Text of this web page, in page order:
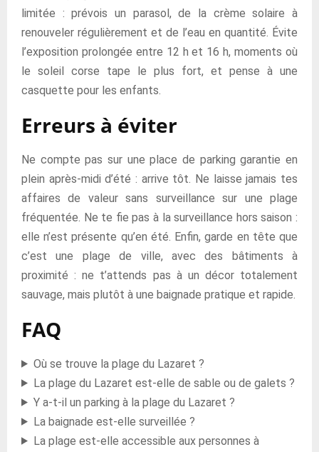
limitée : prévois un parasol, de la crème solaire à
renouveler régulièrement et de l’eau en quantité. Évite
l’exposition prolongée entre 12 h et 16 h, moments où
le soleil corse tape le plus fort, et pense à une
casquette pour les enfants.
Erreurs à éviter
Ne compte pas sur une place de parking garantie en
plein après-midi d’été : arrive tôt. Ne laisse jamais tes
affaires de valeur sans surveillance sur une plage
fréquentée. Ne te fie pas à la surveillance hors saison :
elle n’est présente qu’en été. Enfin, garde en tête que
c’est une plage de ville, avec des bâtiments à
proximité : ne t’attends pas à un décor totalement
sauvage, mais plutôt à une baignade pratique et rapide.
FAQ
Où se trouve la plage du Lazaret ?
La plage du Lazaret est-elle de sable ou de galets ?
Y a-t-il un parking à la plage du Lazaret ?
La baignade est-elle surveillée ?
La plage est-elle accessible aux personnes à